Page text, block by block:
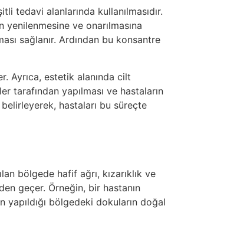
tedavi alanlarında kullanılmasıdır.
ve onarılmasına
sağlanır. Ardından bu konsantre
Ayrıca, estetik alanında cilt
tarafından yapılması ve hastaların
hastaları bu süreçte
bölgede hafif ağrı, kızarıklık ve
geçer. Örneğin, bir hastanın
bölgedeki dokuların doğal